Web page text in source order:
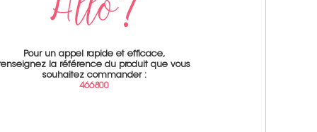
Pour un appel rapide et efficace,
la référence du produit que vous
souhaitez commander :
466800